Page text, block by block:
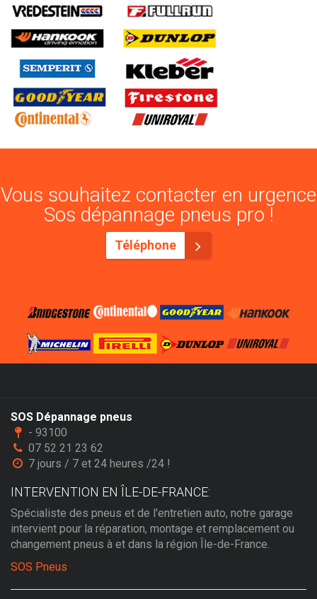
Vous souhaitez contacter en urgence
Sos dépannage pneus pro !
Téléphone
SOS Dépannage pneus
- 93100
07 52 21 23 62
7 jours / 7 et 24 heures /24 !
INTERVENTION EN ÎLE-DE-FRANCE:
Spécialiste des pneus et de l'entretien auto, notre garage
intervient pour la réparation, montage et remplacement ou
changement pneus à et dans la région Île-de-France.
SOS Pneus